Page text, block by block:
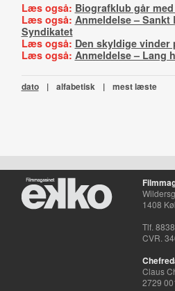
Læs også: Biografklub går
Læs også: Anmeldelse – Sankt
Syndikatet
Læs også: Den skyldige vinder
Læs også: Anmeldelse – Lang
dato | alfabetisk | mest læste
1408
Tlf.
CVR.
Claus
2729